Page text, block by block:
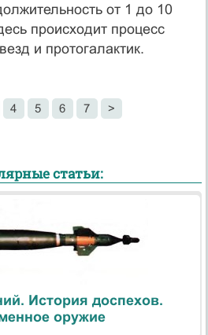
от 1 до 10
происходит процесс
и протогалактик.
4 5 6 7 >
статьи:
История доспехов.
оружие